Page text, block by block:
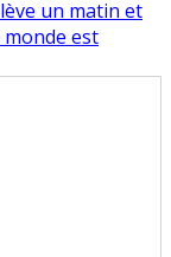
un matin et
est